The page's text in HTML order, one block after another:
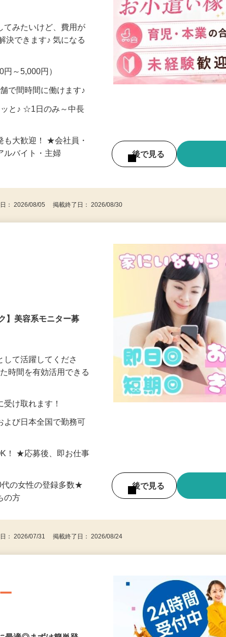
迎♪履歴書・面接不要
てみたいけど、費用が
円～5,000円）
で間時間に働けます♪
も大歓迎！ ★会社員・
して活躍してくださ
時間を有効活用できる
受け取れます！
よび日本全国で勤務可
！ ★応募後、即お仕事